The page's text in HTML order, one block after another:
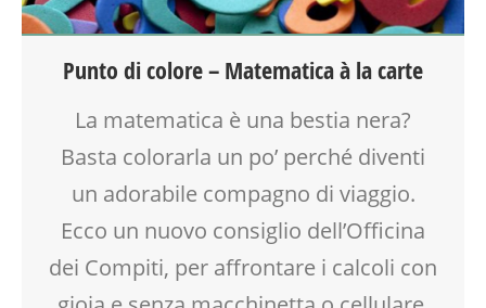
SCUOLA
TEENAGER
VIA FARUFFINI
Punto di colore – Matematica à la carte
La matematica è una bestia nera?
Basta colorarla un po’ perché diventi
un adorabile compagno di viaggio.
Ecco un nuovo consiglio dell’Officina
dei Compiti, per affrontare i calcoli con